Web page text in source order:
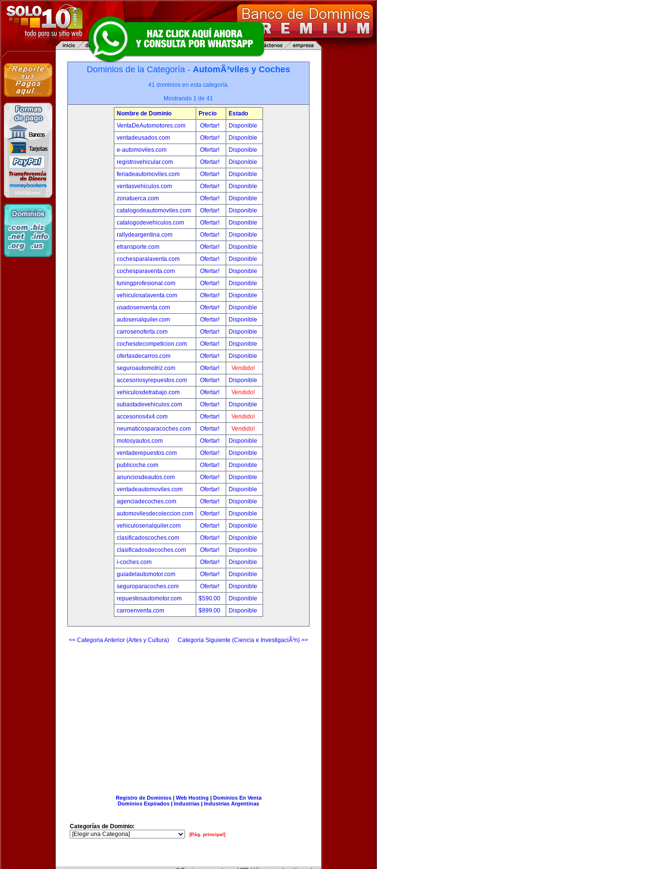
Dominios de la Categoría - AutomÃ³viles y Coches
41 dominios en esta categoría.
Mostrando 1 de 41
Nombre de Dominio Precio
Estado
VentaDeAutomotores.com
Ofertar!
Disponible
ventadeusados.com
Ofertar!
Disponible
e-automoviles.com
Ofertar!
Disponible
registrovehicular.com
Ofertar!
Disponible
feriadeautomoviles.com
Ofertar!
Disponible
ventasvehiculos.com
Ofertar!
Disponible
zonatuerca.com
Ofertar!
Disponible
catalogodeautomoviles.com
Ofertar!
Disponible
catalogodevehiculos.com
Ofertar!
Disponible
rallydeargentina.com
Ofertar!
Disponible
etransporte.com
Ofertar!
Disponible
cochesparalaventa.com
Ofertar!
Disponible
cochesparaventa.com
Ofertar!
Disponible
tuningprofesional.com
Ofertar!
Disponible
vehiculosalaventa.com
Ofertar!
Disponible
usadosenventa.com
Ofertar!
Disponible
autosenalquiler.com
Ofertar!
Disponible
carrosenoferta.com
Ofertar!
Disponible
cochesdecompeticion.com
Ofertar!
Disponible
ofertasdecarros.com
Ofertar!
Disponible
seguroautomotriz.com
Ofertar!
Vendido!
accesoriosyrepuestos.com
Ofertar!
Disponible
vehiculosdetrabajo.com
Ofertar!
Vendido!
subastadevehiculos.com
Ofertar!
Disponible
accesorios4x4.com
Ofertar!
Vendido!
neumaticosparacoches.com
Ofertar!
Vendido!
motosyautos.com
Ofertar!
Disponible
ventaderepuestos.com
Ofertar!
Disponible
publicoche.com
Ofertar!
Disponible
anunciosdeautos.com
Ofertar!
Disponible
ventadeautomoviles.com
Ofertar!
Disponible
agenciadecoches.com
Ofertar!
Disponible
automovilesdecoleccion.com
Ofertar!
Disponible
vehiculosenalquiler.com
Ofertar!
Disponible
clasificadoscoches.com
Ofertar!
Disponible
clasificadosdecoches.com
Ofertar!
Disponible
i-coches.com
Ofertar!
Disponible
guiadelautomotor.com
Ofertar!
Disponible
seguroparacoches.com
Ofertar!
Disponible
repuestosautomotor.com
$590.00
Disponible
carroenventa.com
$899.00 Disponible
<< Categoria Anterior (Artes y Cultura) Categoria Siguiente (Ciencia e InvestigaciÃ³n) >>
Registro de Dominios| Web Hosting | Dominios En Venta
Dominios Expirados | Industrias | Industrias Argentinas
Categorías de Dominio:
[Pág. principal]